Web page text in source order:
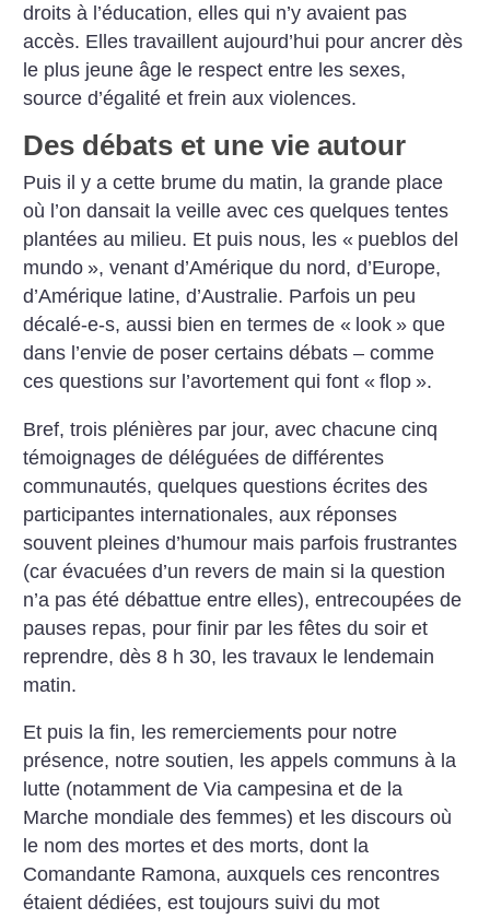
droits à l’éducation, elles qui n’y avaient pas
accès. Elles travaillent aujourd’hui pour ancrer dès
le plus jeune âge le respect entre les sexes,
source d’égalité et frein aux violences.
Des débats et une vie autour
Puis il y a cette brume du matin, la grande place
où l’on dansait la veille avec ces quelques tentes
plantées au milieu. Et puis nous, les « pueblos del
mundo », venant d’Amérique du nord, d’Europe,
d’Amérique latine, d’Australie. Parfois un peu
décalé-e-s, aussi bien en termes de « look » que
dans l’envie de poser certains débats – comme
ces questions sur l’avortement qui font « flop ».
Bref, trois plénières par jour, avec chacune cinq
témoignages de déléguées de différentes
communautés, quelques questions écrites des
participantes internationales, aux réponses
souvent pleines d’humour mais parfois frustrantes
(car évacuées d’un revers de main si la question
n’a pas été débattue entre elles), entrecoupées de
pauses repas, pour finir par les fêtes du soir et
reprendre, dès 8 h 30, les travaux le lendemain
matin.
Et puis la fin, les remerciements pour notre
présence, notre soutien, les appels communs à la
lutte (notamment de Via campesina et de la
Marche mondiale des femmes) et les discours où
le nom des mortes et des morts, dont la
Comandante Ramona, auxquels ces rencontres
étaient dédiées, est toujours suivi du mot